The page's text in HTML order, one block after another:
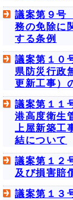
議案第９号
務の免除に
する条例
議案第１０
県防災行政
更新工事）
議案第１１
港高度衛生
上屋新築工
結について
議案第１２
及び損害賠
議案第１３